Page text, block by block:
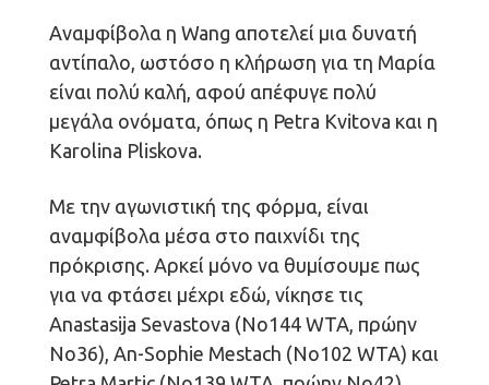
Αναμφίβολα η Wang αποτελεί μια δυνατή
αντίπαλο, ωστόσο η κλήρωση για τη Μαρία
είναι πολύ καλή, αφού απέφυγε πολύ
μεγάλα ονόματα, όπως η Petra Kvitova και η
Karolina Pliskova.
Με την αγωνιστική της φόρμα, είναι
αναμφίβολα μέσα στο παιχνίδι της
πρόκρισης. Αρκεί μόνο να θυμίσουμε πως
για να φτάσει μέχρι εδώ, νίκησε τις
Anastasija Sevastova (No144 WTA, πρώην
Νο36), An-Sophie Mestach (No102 WTA) και